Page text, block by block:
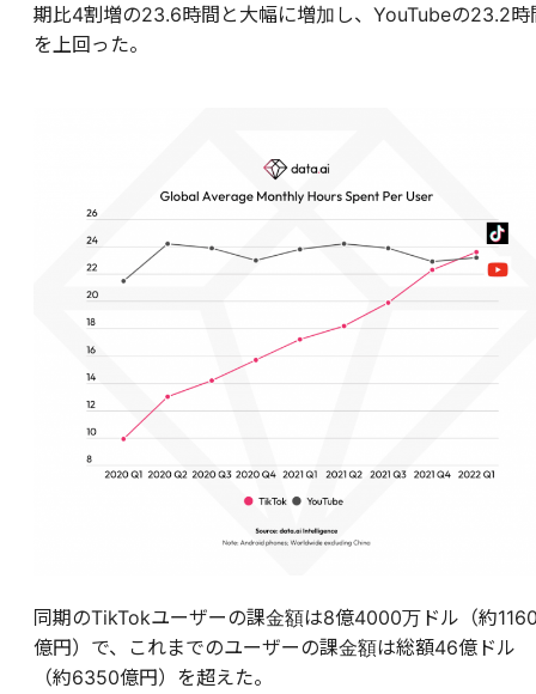
期比4割増の23.6時間と大幅に増加し、YouTubeの23.2時
を上回った。
同期のTikTokユーザーの課金額は8億4000万ドル（約
億円）で、
これまでのユーザーの課金額は総額46億ドル
（約6350億円）を超えた。